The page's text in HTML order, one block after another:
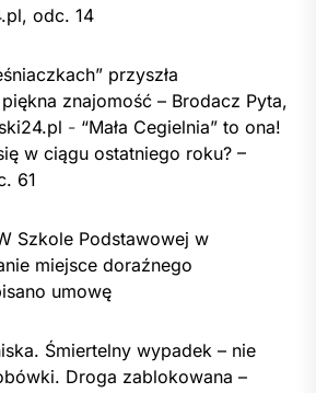
odc. 14
przyszła
znajomość – Brodacz Pyta,
- “Mała Cegielnia” to ona!
w ciągu ostatniego roku? –
61
Szkole Podstawowej w
miejsce doraźnego
umowę
Śmiertelny wypadek – nie
Droga zablokowana –